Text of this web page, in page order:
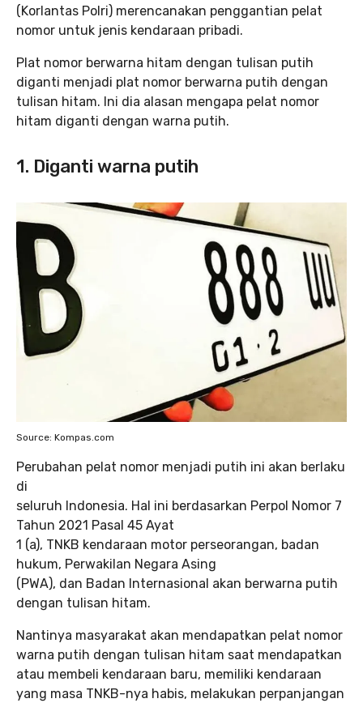
(Korlantas Polri) merencanakan penggantian pelat
nomor untuk jenis kendaraan pribadi.
Plat nomor berwarna hitam dengan tulisan putih
diganti menjadi plat nomor berwarna putih dengan
tulisan hitam. Ini dia alasan mengapa pelat nomor
hitam diganti dengan warna putih.
1. Diganti warna putih
Source: Kompas.com
Perubahan pelat nomor menjadi putih ini akan berlaku
di
seluruh Indonesia. Hal ini berdasarkan Perpol Nomor 7
Tahun 2021 Pasal 45 Ayat
1 (a), TNKB kendaraan motor perseorangan, badan
hukum, Perwakilan Negara Asing
(PWA), dan Badan Internasional akan berwarna putih
dengan tulisan hitam.
Nantinya masyarakat akan mendapatkan pelat nomor
warna putih dengan tulisan hitam saat mendapatkan
atau membeli kendaraan baru, memiliki kendaraan
yang masa TNKB-nya habis, melakukan perpanjangan